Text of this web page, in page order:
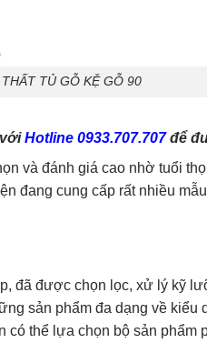
TỦ GỖ KỆ GỖ 90
Hotline 0933.707.707để
và đánh giá cao nhờ tuổi
đang cung cấp rất nhiều
đã được chọn lọc, xử lý kỹ
sản phẩm đa dạng về
có thể lựa chọn bộ sản phẩm